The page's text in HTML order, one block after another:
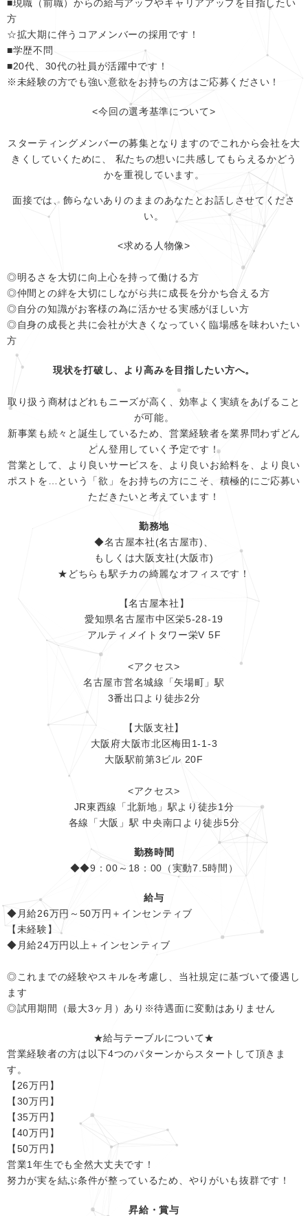
■現職（前職）からの給与アップやキャリアアップを目指したい
方
☆拡大期に伴うコアメンバーの採用です！
■学歴不問
■20代、30代の社員が活躍中です！
※未経験の方でも強い意欲をお持ちの方はご応募ください！
<今回の選考基準について>
スターティングメンバーの募集となりますのでこれから会社を大
きくしていくために、 私たちの想いに共感してもらえるかどう
かを重視しています。
面接では、飾らないありのままのあなたとお話しさせてくださ
い。
<求める人物像>
◎明るさを大切に向上心を持って働ける方
◎仲間との絆を大切にしながら共に成長を分かち合える方
◎自分の知識がお客様の為に活かせる実感がほしい方
◎自身の成長と共に会社が大きくなっていく臨場感を味わいたい
方
現状を打破し、より高みを目指したい方へ。
取り扱う商材はどれもニーズが高く、効率よく実績をあげること
が可能。
新事業も続々と誕生しているため、営業経験者を業界問わずどん
どん登用していく予定です！
営業として、より良いサービスを、より良いお給料を、より良い
ポストを…という「欲」をお持ちの方にこそ、積極的にご応募い
ただきたいと考えています！
勤務地
◆名古屋本社(名古屋市)、
もしくは大阪支社(大阪市)
★どちらも駅チカの綺麗なオフィスです！
【名古屋本社】
愛知県名古屋市中区栄5-28-19
アルティメイトタワー栄V 5F
<アクセス>
名古屋市営名城線「矢場町」駅
3番出口より徒歩2分
【大阪支社】
大阪府大阪市北区梅田1-1-3
大阪駅前第3ビル 20F
<アクセス>
JR東西線「北新地」駅より徒歩1分
各線「大阪」駅 中央南口より徒歩5分
勤務時間
◆◆9：00～18：00（実動7.5時間）
給与
◆月給26万円～50万円＋インセンティブ
【未経験】
◆月給24万円以上＋インセンティブ
◎これまでの経験やスキルを考慮し、当社規定に基づいて優遇し
ます
◎試用期間（最大3ヶ月）あり※待遇面に変動はありません
★給与テーブルについて★
営業経験者の方は以下4つのパターンからスタートして頂きま
す。
【26万円】
【30万円】
【35万円】
【40万円】
【50万円】
営業1年生でも全然大丈夫です！
努力が実を結ぶ条件が整っているため、やりがいも抜群です！
昇給・賞与